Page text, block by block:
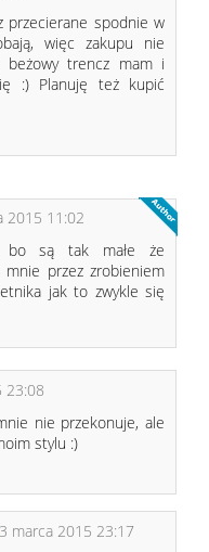
przecierane spodnie w
więc zakupu nie
beżowy trencz mam i
:) Planuję też kupić
2015 11:02
bo są tak małe że
mnie przez zrobieniem
jak to zwykle się
23:08
nie przekonuje, ale
stylu :)
3 marca 2015 23:17